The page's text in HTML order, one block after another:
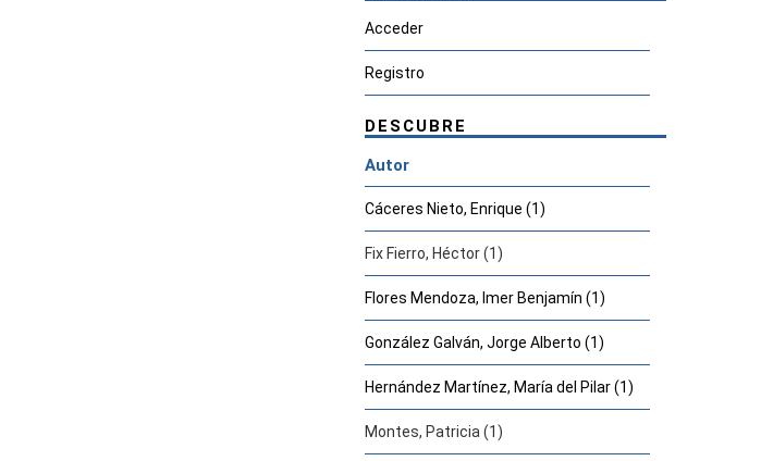
Acceder
Registro
DESCUBRE
Autor
Cáceres Nieto, Enrique (1)
Fix Fierro, Héctor (1)
Flores Mendoza, Imer Benjamín (1)
González Galván, Jorge Alberto (1)
Hernández Martínez, María del Pilar (1)
Montes, Patricia (1)